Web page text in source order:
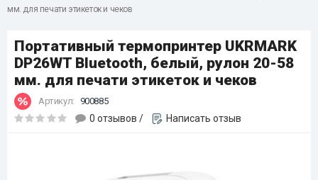
мм. для печати этикеток и чеков
Портативный термопринтер UKRMARK
DP26WT Bluetooth, белый, рулон 20-58
мм. для печати этикеток и чеков
Артикул: 900885
0 отзывов / Написать отзыв